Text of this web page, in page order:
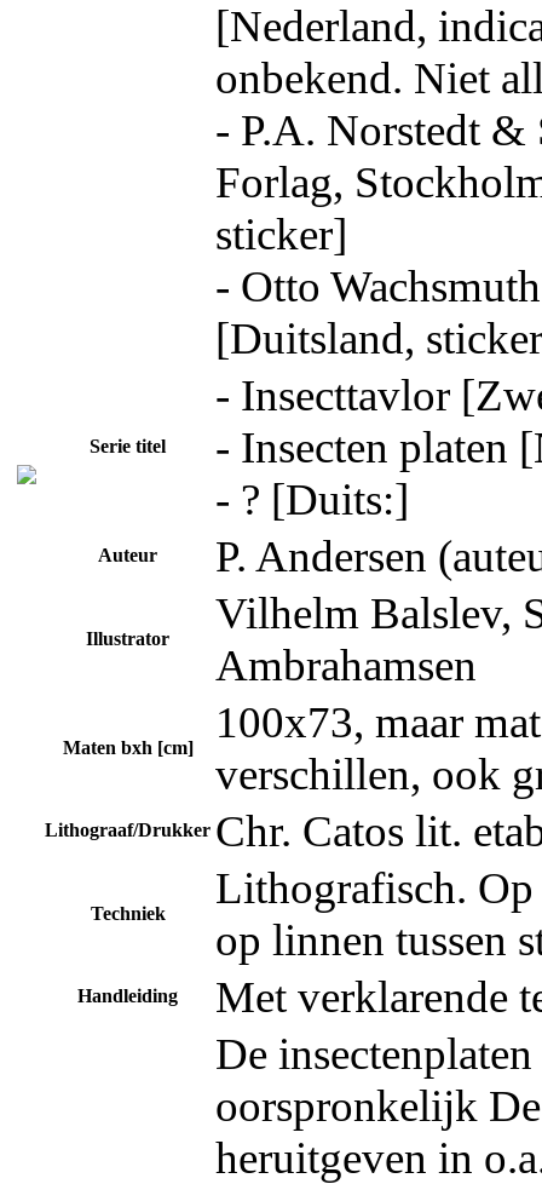
[Nederland,
onbekend. Niet
- P.A. Norstedt &
Forlag,
sticker]
- Otto
[Duitsland,
Serie titel
- Insecttavlor
- Insecten platen
- ? [Duits:]
Auteur P. Andersen
Illustrator
Vilhelm Balslev,
Ambrahamsen
Maten bxh [cm]
100x73, maar
verschillen, ook
Lithograaf/Drukker Chr. Catos lit.
Techniek
Lithografisch.
op linnen tussen
Handleiding Met verklarende
De
oorspronkelijk
heruitgeven in